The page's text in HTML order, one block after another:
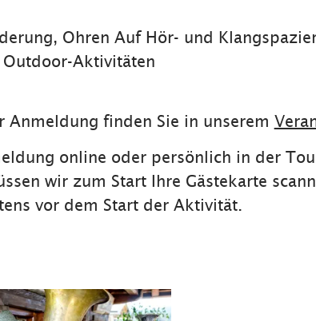
Ohren Auf Hör- und
Aktivitäten
finden Sie in unserem
online oder persönlich in der
wir zum Start Ihre Gästekarte
vor dem Start der Aktivität.
Reit im Winkl